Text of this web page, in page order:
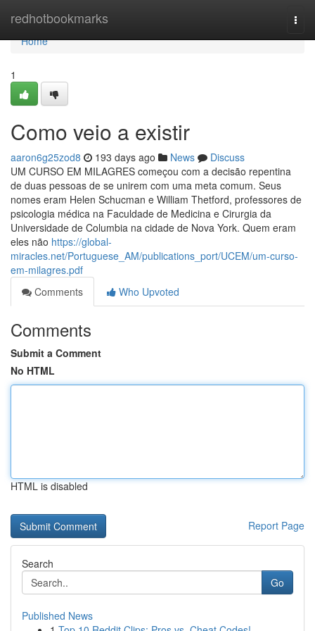
redhotbookmarks
Home
Home
1
Como veio a existir
aaron6g25zod8 193 days ago News
Discuss
UM CURSO EM MILAGRES começou com a decisão repentina
de duas pessoas de se unirem com uma meta comum. Seus
nomes eram Helen Schucman e William Thetford, professores de
psicologia médica na Faculdade de Medicina e Cirurgia da
Universidade de Columbia na cidade de Nova York. Quem eram
eles não https://global-
miracles.net/Portuguese_AM/publications_port/UCEM/um-curso-
em-milagres.pdf
Comments
Who Upvoted
Comments
Submit a Comment
No HTML
HTML is disabled
Report Page
Search
Go
Published News